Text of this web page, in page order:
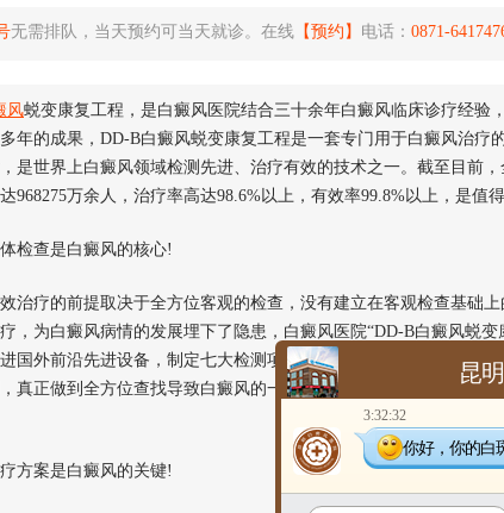
无需排队，当天预约可当天就诊。在线 【预约】 电话： 0871-
风蜕变康复工程，是白癜风医院结合三十余年白癜风临床诊疗经验
年的成果，DD-B白癜风蜕变康复工程是一套专门用于白癜风治疗
是世界上白癜风领域检测先进、治疗有效的技术之一。截至目前
968275万余人，治疗率高达98.6%以上，有效率99.8%以上，是值
查是白癜风的核心!
疗的前提取决于全方位客观的检查，没有建立在客观检查基础上
，为白癜风病情的发展埋下了隐患，白癜风医院“DD-B白癜风蜕
国外前沿先进设备，制定七大检测项目包括德国奥曼wood灯检查
真正做到全方位查找导致白癜风的一个或几个致病原因与发病机制
案是白癜风的关键!
昆
3:32:32
你好，你的白